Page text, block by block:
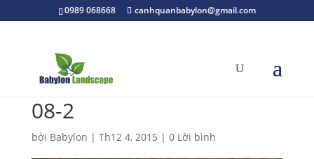
0989 068668 canhquanbabylon@gmail.com
08-2
bởi Babylon | Th12 4, 2015 | 0 Lời bình